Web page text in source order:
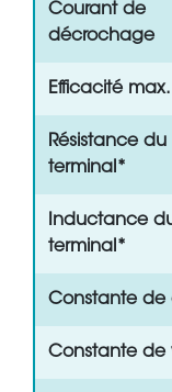
Courant de
décrochage
Efficacité max.
Résistance du
terminal*
Inductance
terminal*
Constante de
Constante de